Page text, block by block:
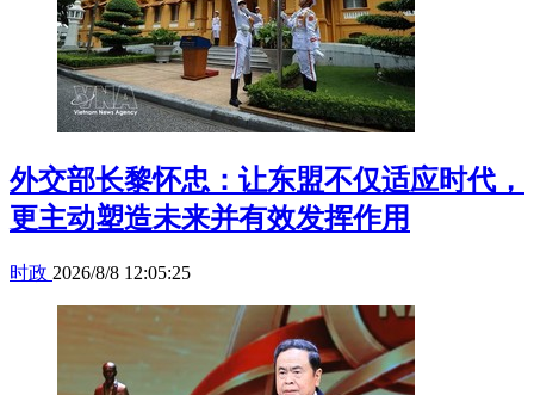
外交部长黎怀忠：让东盟不仅适应时代，
更主动塑造未来并有效发挥作用
时政 2026/8/8 12:05:25